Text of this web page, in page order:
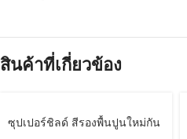
สินค้าที่เกี่ยวข้อง
ซุปเปอร์ชิลด์ สีรองพื้นปูนใหม่กัน